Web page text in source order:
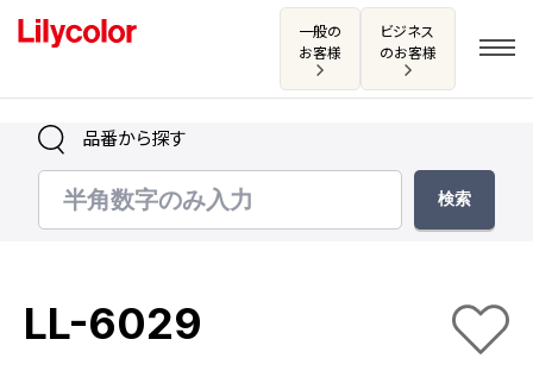
一般の
お客様
ビジネス
のお客様
ログイン・新規会員登録
お気に入り
品番から探す
LL-6029